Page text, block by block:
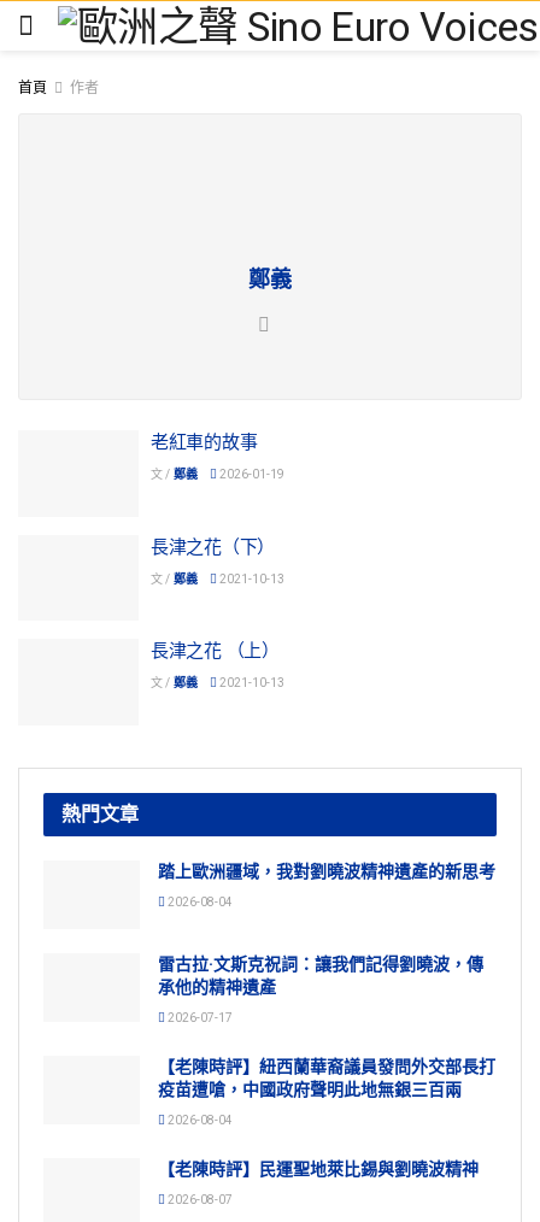
首頁 作者
鄭義
老紅車的故事
文 / 鄭義 2026-01-19
長津之花（下）
文 / 鄭義 2021-10-13
長津之花 （上）
文 / 鄭義 2021-10-13
熱門文章
踏上歐洲疆域，我對劉曉波精神遺產的新思考
2026-08-04
雷古拉·文斯克祝詞：讓我們記得劉曉波，傳
承他的精神遺產
2026-07-17
【老陳時評】紐西蘭華裔議員發問外交部長打
疫苗遭嗆，中國政府聲明此地無銀三百兩
2026-08-04
【老陳時評】民運聖地萊比錫與劉曉波精神
2026-08-07